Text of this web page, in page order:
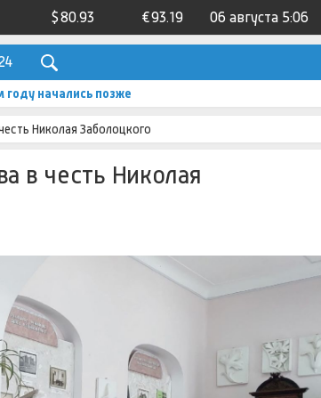
$80.93 €93.19 06 августа 5:06
начались позже
Николая Заболоцкого
в честь Николая